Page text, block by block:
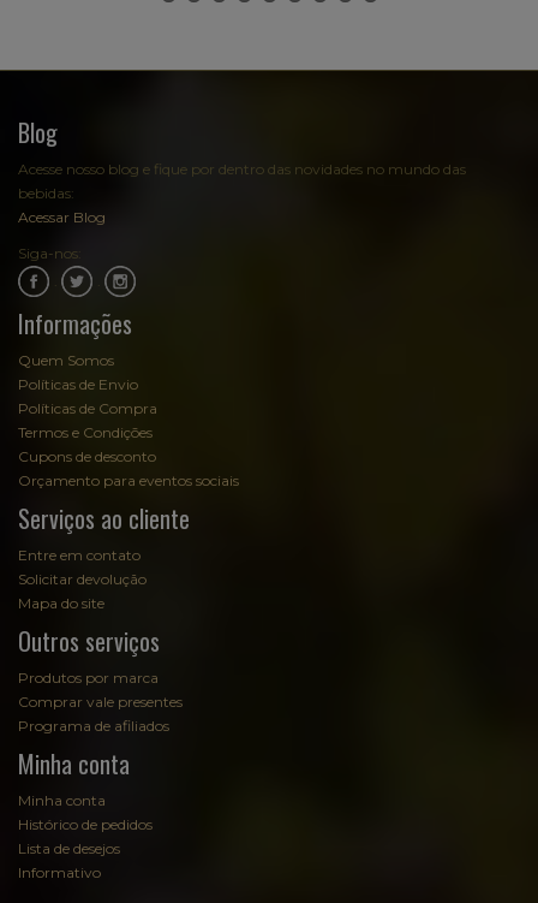
Blog
Acesse nosso blog e fique por dentro das novidades no mundo das
bebidas:
Acessar Blog
Siga-nos:
Informações
Quem Somos
Políticas de Envio
Políticas de Compra
Termos e Condições
Cupons de desconto
Orçamento para eventos sociais
Serviços ao cliente
Entre em contato
Solicitar devolução
Mapa do site
Outros serviços
Produtos por marca
Comprar vale presentes
Programa de afiliados
Minha conta
Minha conta
Histórico de pedidos
Lista de desejos
Informativo